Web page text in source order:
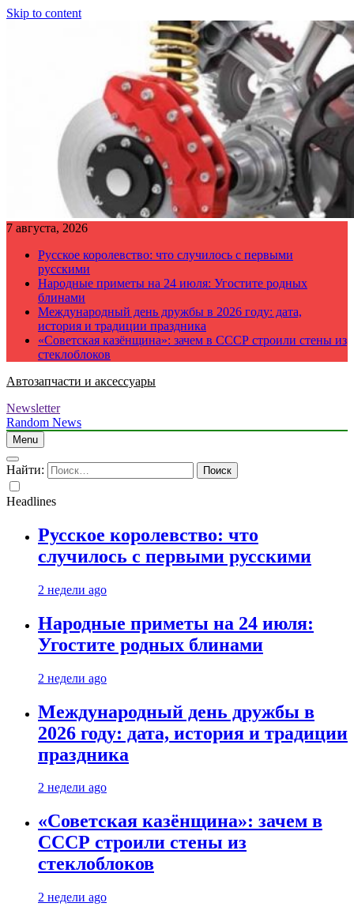
Skip to content
7 августа, 2026
Русское королевство: что случилось с первыми
русскими
Народные приметы на 24 июля: Угостите родных
блинами
Международный день дружбы в 2026 году: дата,
история и традиции праздника
«Советская казёнщина»: зачем в СССР строили стены из
стеклоблоков
Автозапчасти и аксессуары
Newsletter
Random News
Menu
Найти:
Headlines
Русское королевство: что
случилось с первыми русскими
2 недели ago
Народные приметы на 24 июля:
Угостите родных блинами
2 недели ago
Международный день дружбы в
2026 году: дата, история и традиции
праздника
2 недели ago
«Советская казёнщина»: зачем в
СССР строили стены из
стеклоблоков
2 недели ago